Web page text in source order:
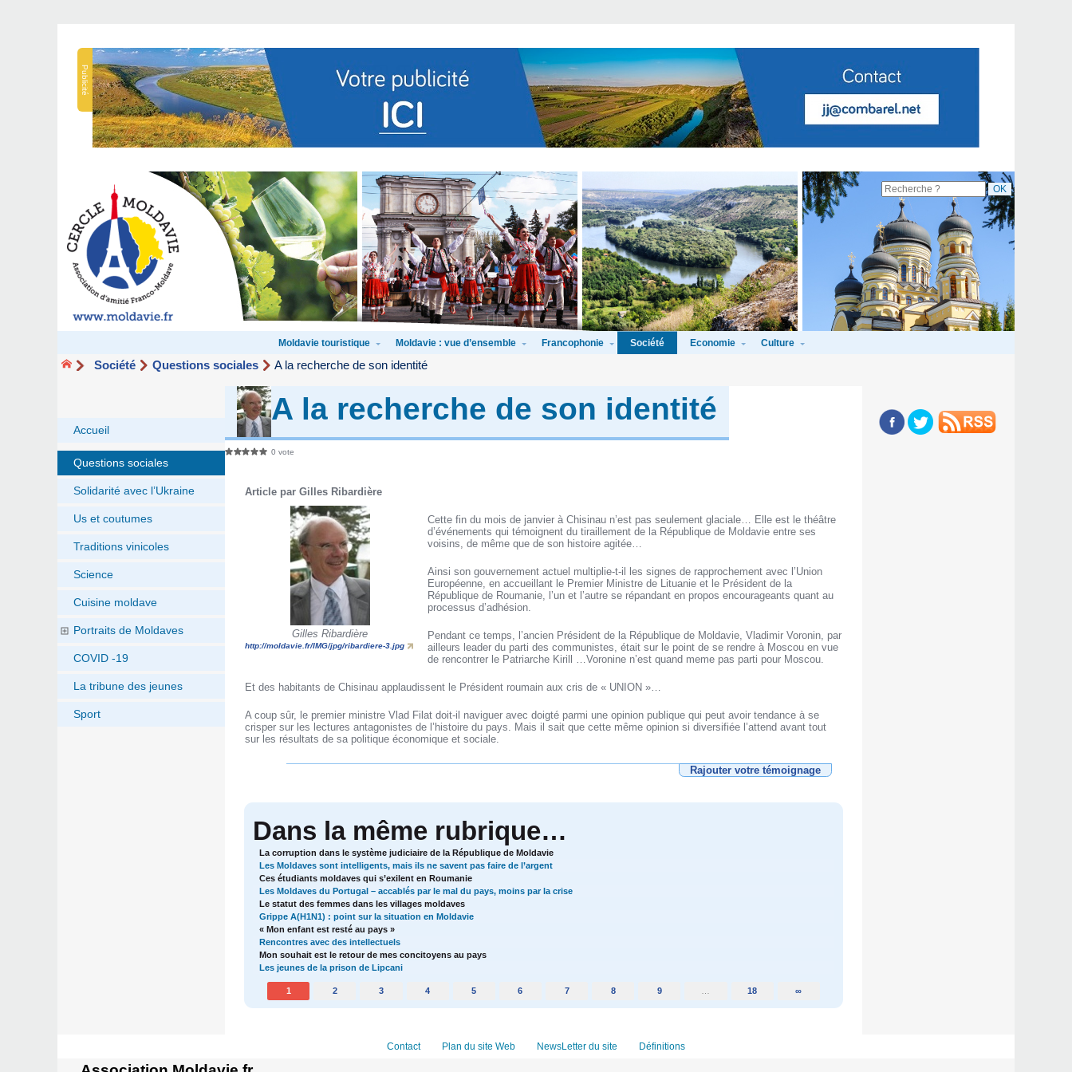
Publicité
Moldavie touristique Moldavie : vue d’ensemble Francophonie Société Economie Culture
Société Questions sociales A la recherche de son identité
A la recherche de son identité
0 vote
Article par Gilles Ribardière
Gilles Ribardière
http://moldavie.fr/IMG/jpg/ribardiere-3.jpg
Cette fin du mois de janvier à Chisinau n’est pas seulement glaciale… Elle est le théâtre
d’événements qui témoignent du tiraillement de la République de Moldavie entre ses
voisins, de même que de son histoire agitée…
Ainsi son gouvernement actuel multiplie-t-il les signes de rapprochement avec l’Union
Européenne, en accueillant le Premier Ministre de Lituanie et le Président de la
République de Roumanie, l’un et l’autre se répandant en propos encourageants quant au
processus d’adhésion.
Pendant ce temps, l’ancien Président de la République de Moldavie, Vladimir Voronin, par
ailleurs leader du parti des communistes, était sur le point de se rendre à Moscou en vue
de rencontrer le Patriarche Kirill …Voronine n’est quand meme pas parti pour Moscou.
Et des habitants de Chisinau applaudissent le Président roumain aux cris de « UNION »…
A coup sûr, le premier ministre Vlad Filat doit-il naviguer avec doigté parmi une opinion publique qui peut avoir tendance à se
crisper sur les lectures antagonistes de l’histoire du pays. Mais il sait que cette même opinion si diversifiée l’attend avant tout
sur les résultats de sa politique économique et sociale.
Rajouter votre témoignage
Dans la même rubrique…
La corruption dans le système judiciaire de la République de Moldavie
Les Moldaves sont intelligents, mais ils ne savent pas faire de l’argent
Ces étudiants moldaves qui s’exilent en Roumanie
Les Moldaves du Portugal – accablés par le mal du pays, moins par la crise
Le statut des femmes dans les villages moldaves
Grippe A(H1N1) : point sur la situation en Moldavie
« Mon enfant est resté au pays »
Rencontres avec des intellectuels
Mon souhait est le retour de mes concitoyens au pays
Les jeunes de la prison de Lipcani
1 2 3 4 5 6 7 8 9 18 ∞
Accueil
Questions sociales
Solidarité avec l’Ukraine
Us et coutumes
Traditions vinicoles
Science
Cuisine moldave
Portraits de Moldaves
COVID -19
La tribune des jeunes
Sport
Contact Plan du site Web NewsLetter du site Définitions